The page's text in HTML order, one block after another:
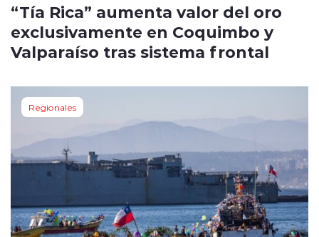
“Tía Rica” aumenta valor del oro
exclusivamente en Coquimbo y
Valparaíso tras sistema frontal
Regionales